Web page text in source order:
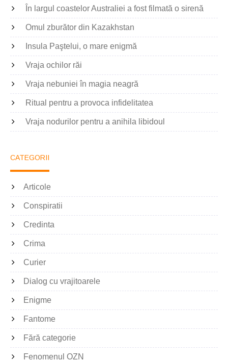
În largul coastelor Australiei a fost filmată o sirenă
Omul zburător din Kazakhstan
Insula Paştelui, o mare enigmă
Vraja ochilor răi
Vraja nebuniei în magia neagră
Ritual pentru a provoca infidelitatea
Vraja nodurilor pentru a anihila libidoul
CATEGORII
Articole
Conspiratii
Credinta
Crima
Curier
Dialog cu vrajitoarele
Enigme
Fantome
Fără categorie
Fenomenul OZN